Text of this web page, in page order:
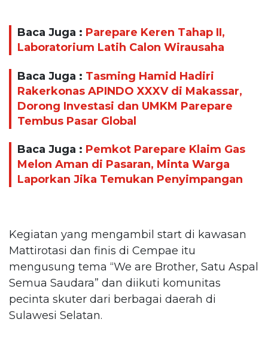
Baca Juga : Parepare Keren Tahap II,
Laboratorium Latih Calon Wirausaha
Baca Juga : Tasming Hamid Hadiri
Rakerkonas APINDO XXXV di Makassar,
Dorong Investasi dan UMKM Parepare
Tembus Pasar Global
Baca Juga : Pemkot Parepare Klaim Gas
Melon Aman di Pasaran, Minta Warga
Laporkan Jika Temukan Penyimpangan
Kegiatan yang mengambil start di kawasan
Mattirotasi dan finis di Cempae itu
mengusung tema “We are Brother, Satu Aspal
Semua Saudara” dan diikuti komunitas
pecinta skuter dari berbagai daerah di
Sulawesi Selatan.